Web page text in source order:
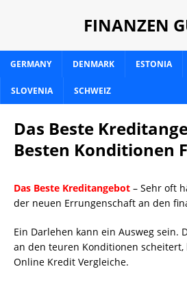
FINANZEN
GERMANY DENMARK ESTONIA
SLOVENIA SCHWEIZ
Das Beste
Besten Konditionen
Das Beste Kreditangebot – Sehr oft
der neuen Errungenschaft an den
Ein Darlehen kann ein Ausweg sein.
an den teuren Konditionen
Online Kredit Vergleiche.